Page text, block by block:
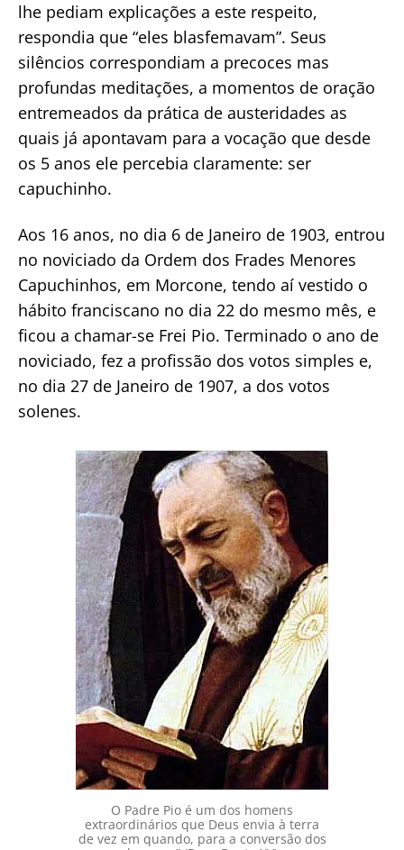
lhe pediam explicações a este respeito,
respondia que “eles blasfemavam”. Seus
silêncios correspondiam a precoces mas
profundas meditações, a momentos de oração
entremeados da prática de austeridades as
quais já apontavam para a vocação que desde
os 5 anos ele percebia claramente: ser
capuchinho.
Aos 16 anos, no dia 6 de Janeiro de 1903, entrou
no noviciado da Ordem dos Frades Menores
Capuchinhos, em Morcone, tendo aí vestido o
hábito franciscano no dia 22 do mesmo mês, e
ficou a chamar-se Frei Pio. Terminado o ano de
noviciado, fez a profissão dos votos simples e,
no dia 27 de Janeiro de 1907, a dos votos
solenes.
O Padre Pio é um dos homens
extraordinários que Deus envia à terra
de vez em quando, para a conversão dos